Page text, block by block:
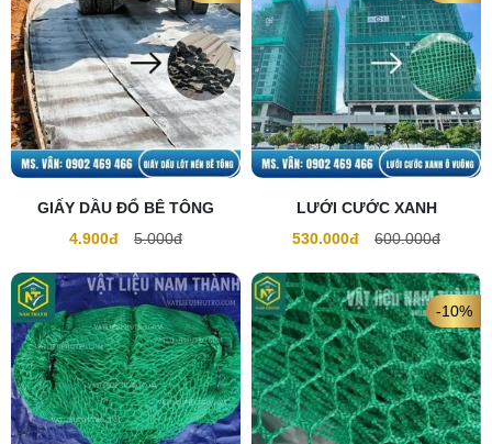
GIẤY DẦU ĐỔ BÊ TÔNG
4.900đ
5.000đ
LƯỚI CƯỚC XANH
530.000đ
600.000đ
-10%